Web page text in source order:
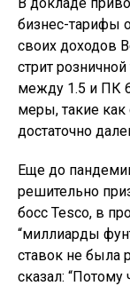
бизнес-тарифы
своих доходов
стрит
между 1.5 и ПК
меры, такие как
достаточно
Еще до
решительно
босс Tesco, в
“миллиарды
ставок не была
сказал: “Потому